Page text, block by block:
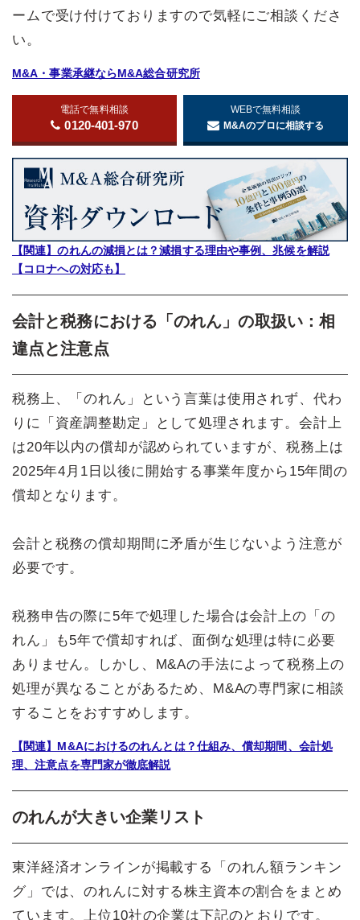
ームで受け付けておりますので気軽にご相談くださ
い。
M&A・事業承継ならM&A総合研究所
電話で無料相談
0120-401-970
WEBで無料相談
M&Aのプロに相談する
【関連】のれんの減損とは？減損する理由や事例、兆候を解説
【コロナへの対応も】
会計と税務における「のれん」の取扱い：相
違点と注意点
税務上、「のれん」という言葉は使用されず、代わ
りに「資産調整勘定」として処理されます。会計上
は20年以内の償却が認められていますが、税務上は
2025年4月1日以後に開始する事業年度から15年間の
償却となります。
会計と税務の償却期間に矛盾が生じないよう注意が
必要です。
税務申告の際に5年で処理した場合は会計上の「の
れん」も5年で償却すれば、面倒な処理は特に必要
ありません。しかし、M&Aの手法によって税務上の
処理が異なることがあるため、M&Aの専門家に相談
することをおすすめします。
【関連】M&Aにおけるのれんとは？仕組み、償却期間、会計処
理、注意点を専門家が徹底解説
のれんが大きい企業リスト
東洋経済オンラインが掲載する「のれん額ランキン
グ」では、のれんに対する株主資本の割合をまとめ
ています。上位10社の企業は下記のとおりです。